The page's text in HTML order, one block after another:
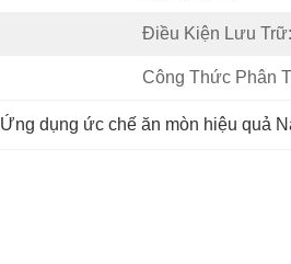
Điều Kiện Lưu Trữ:
Công Thức Phân
Ứng dụng ức chế ăn mòn hiệu quả